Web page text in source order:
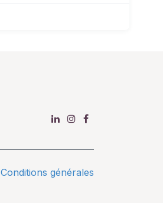
Conditions générales